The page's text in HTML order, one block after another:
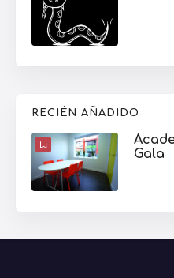
RECIÉN AÑADIDO
Gala